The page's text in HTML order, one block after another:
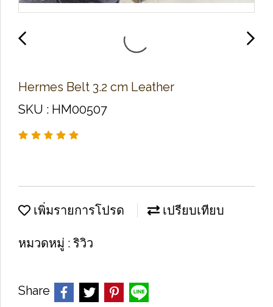
Hermes Belt 3.2 cm Leather
SKU : HM00507
เพิ่มรายการโปรด เปรียบเทียบ
หมวดหมู่ : ริวิว
Share